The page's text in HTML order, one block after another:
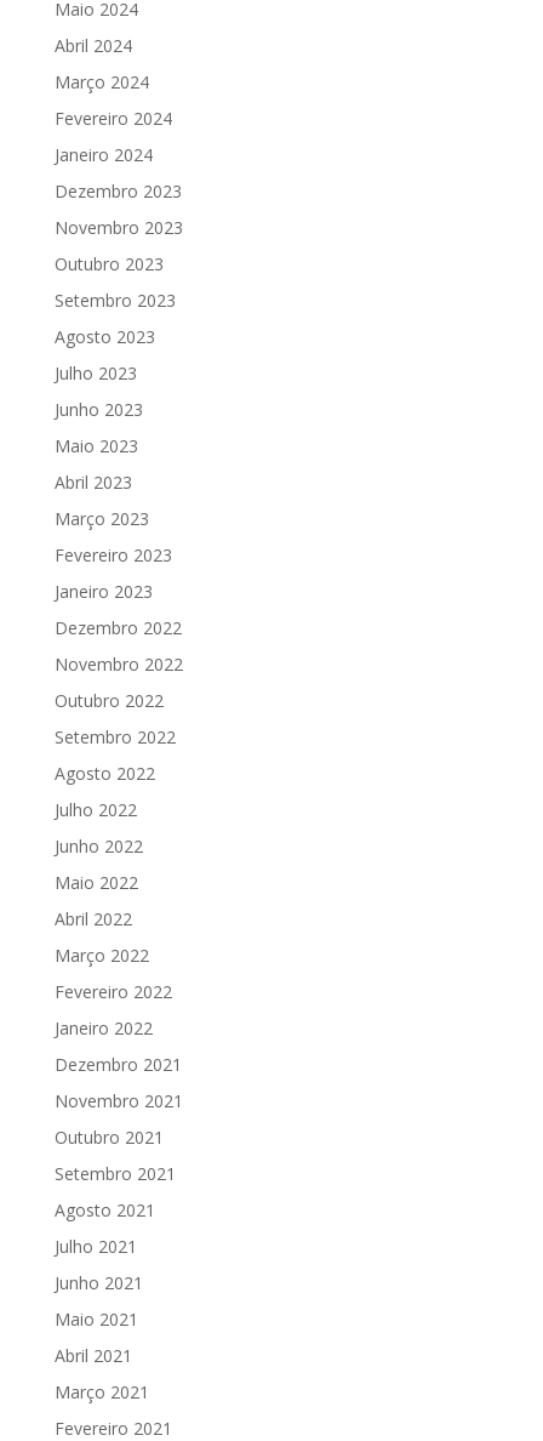
Maio 2024
Abril 2024
Março 2024
Fevereiro 2024
Janeiro 2024
Dezembro 2023
Novembro 2023
Outubro 2023
Setembro 2023
Agosto 2023
Julho 2023
Junho 2023
Maio 2023
Abril 2023
Março 2023
Fevereiro 2023
Janeiro 2023
Dezembro 2022
Novembro 2022
Outubro 2022
Setembro 2022
Agosto 2022
Julho 2022
Junho 2022
Maio 2022
Abril 2022
Março 2022
Fevereiro 2022
Janeiro 2022
Dezembro 2021
Novembro 2021
Outubro 2021
Setembro 2021
Agosto 2021
Julho 2021
Junho 2021
Maio 2021
Abril 2021
Março 2021
Fevereiro 2021